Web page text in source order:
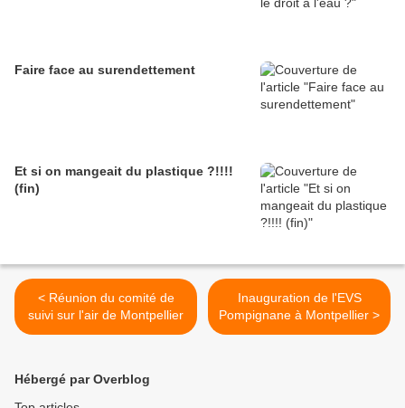
Faire face au surendettement
Et si on mangeait du plastique ?!!!!
(fin)
< Réunion du comité de
suivi sur l'air de Montpellier
Inauguration de l'EVS
Pompignane à Montpellier >
Hébergé par Overblog